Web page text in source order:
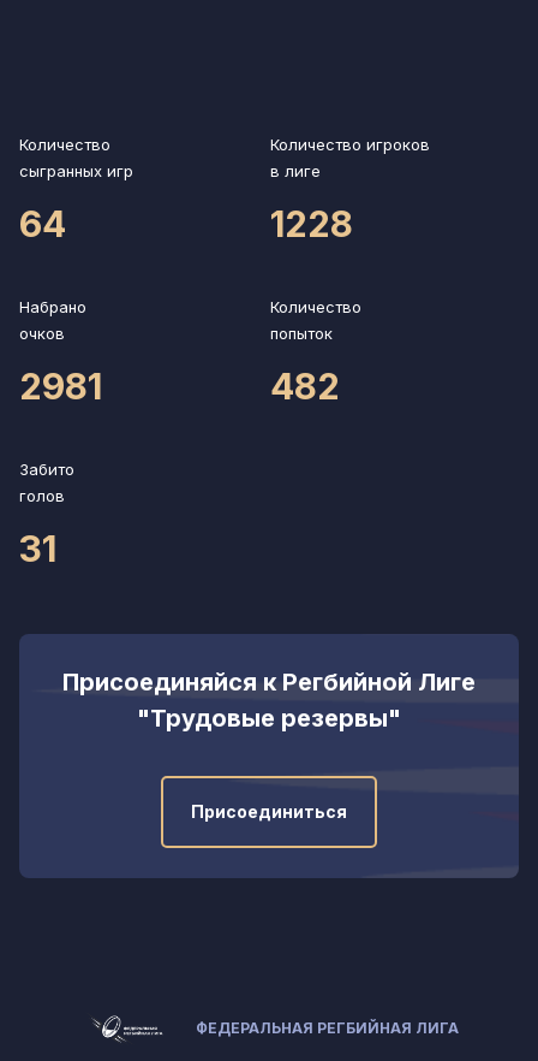
Количество
сыгранных игр
64
Количество игроков
в лиге
1228
Набрано
очков
2981
Количество
попыток
482
Забито
голов
31
Присоединяйся к Регбийной Лиге
"Трудовые резервы"
Присоединиться
ФЕДЕРАЛЬНАЯ РЕГБИЙНАЯ ЛИГА